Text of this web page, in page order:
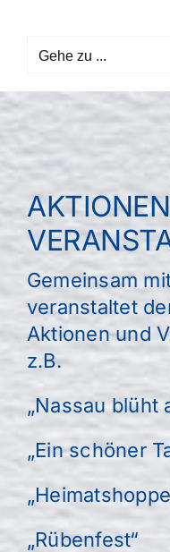
springenGehe zu ...
Gemeinsam
veranstaltet
Aktionen und
z.B.
„Nassau blüht
„Ein schöner
„Rübenfest“